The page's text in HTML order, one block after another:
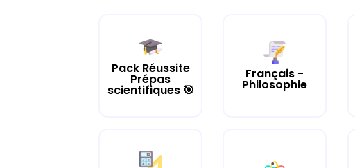
Pack Réussite
Prépas
scientifiques 🎯
Français -
Philosophie